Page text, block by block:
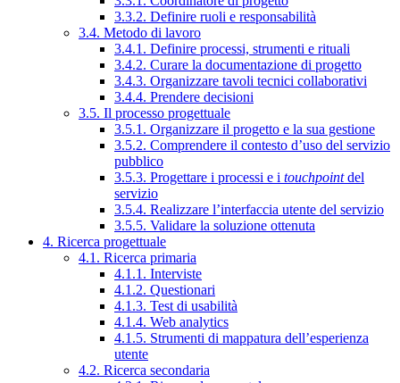
3.3.2. Definire ruoli e responsabilità
3.4. Metodo di lavoro
3.4.1. Definire processi, strumenti e rituali
3.4.2. Curare la documentazione di progetto
3.4.3. Organizzare tavoli tecnici collaborativi
3.4.4. Prendere decisioni
3.5. Il processo progettuale
3.5.1. Organizzare il progetto e la sua gestione
3.5.2. Comprendere il contesto d’uso del servizio
pubblico
3.5.3. Progettare i processi e i touchpointdel
servizio
3.5.4. Realizzare l’interfaccia utente del servizio
3.5.5. Validare la soluzione ottenuta
4. Ricerca progettuale
4.1. Ricerca primaria
4.1.1. Interviste
4.1.2. Questionari
4.1.3. Test di usabilità
4.1.4. Web analytics
4.1.5. Strumenti di mappatura dell’esperienza
utente
4.2. Ricerca secondaria